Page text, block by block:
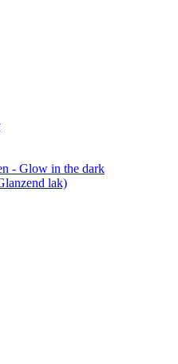
- Glow in the dark
lak)